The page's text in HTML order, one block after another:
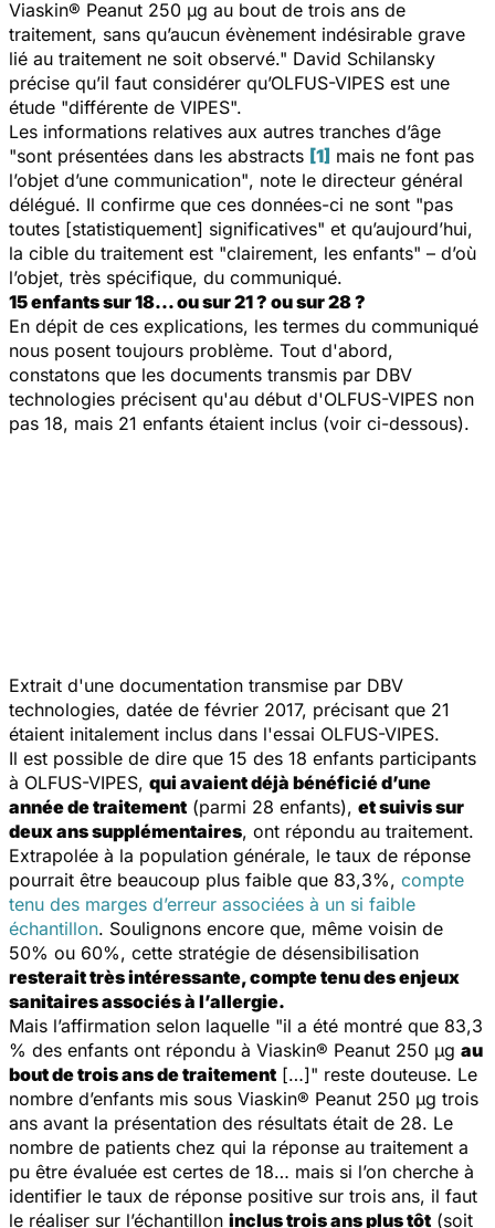
Viaskin® Peanut 250 μg au bout de trois ans de
traitement, sans qu’aucun évènement indésirable grave
lié au traitement ne soit observé." David Schilansky
précise qu’il faut considérer qu’OLFUS-VIPES est une
étude "différente de VIPES".
Les informations relatives aux autres tranches d’âge
"sont présentées dans les abstracts [1] mais ne font pas
l’objet d’une communication", note le directeur général
délégué. Il confirme que ces données-ci ne sont "pas
toutes [statistiquement] significatives" et qu’aujourd’hui,
la cible du traitement est "clairement, les enfants" – d’où
l’objet, très spécifique, du communiqué.
15 enfants sur 18… ou sur 21 ? ou sur 28 ?
En dépit de ces explications, les termes du communiqué
nous posent toujours problème. Tout d'abord,
constatons que les documents transmis par DBV
technologies précisent qu'au début d'OLFUS-VIPES non
pas 18, mais 21 enfants étaient inclus (voir ci-dessous).
Extrait d'une documentation transmise par DBV
technologies, datée de février 2017, précisant que 21
étaient initalement inclus dans l'essai OLFUS-VIPES.
Il est possible de dire que 15 des 18 enfants participants
à OLFUS-VIPES, qui avaient déjà bénéficié d’une
année de traitement (parmi 28 enfants), et suivis sur
deux ans supplémentaires, ont répondu au traitement.
Extrapolée à la population générale, le taux de réponse
pourrait être beaucoup plus faible que 83,3%, compte
tenu des marges d’erreur associées à un si faible
échantillon. Soulignons encore que, même voisin de
50% ou 60%, cette stratégie de désensibilisation
resterait très intéressante, compte tenu des enjeux
sanitaires associés à l’allergie.
Mais l’affirmation selon laquelle "il a été montré que 83,3
% des enfants ont répondu à Viaskin® Peanut 250 μg au
bout de trois ans de traitement […]" reste douteuse. Le
nombre d’enfants mis sous Viaskin® Peanut 250 μg trois
ans avant la présentation des résultats était de 28. Le
nombre de patients chez qui la réponse au traitement a
pu être évaluée est certes de 18… mais si l’on cherche à
identifier le taux de réponse positive sur trois ans, il faut
le réaliser sur l’échantillon inclus trois ans plus tôt (soit